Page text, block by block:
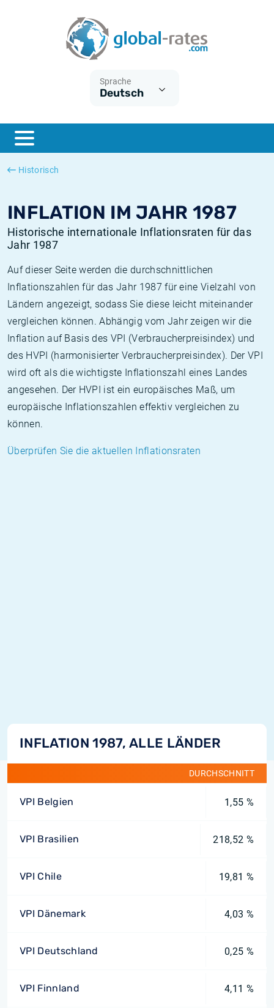
Sprache
Deutsch
Historisch
INFLATION IM JAHR 1987
Historische internationale Inflationsraten für das
Jahr 1987
Auf dieser Seite werden die durchschnittlichen
Inflationszahlen für das Jahr 1987 für eine Vielzahl von
Ländern angezeigt, sodass Sie diese leicht miteinander
vergleichen können. Abhängig vom Jahr zeigen wir die
Inflation auf Basis des VPI (Verbraucherpreisindex) und
des HVPI (harmonisierter Verbraucherpreisindex). Der VPI
wird oft als die wichtigste Inflationszahl eines Landes
angesehen. Der HVPI ist ein europäisches Maß, um
europäische Inflationszahlen effektiv vergleichen zu
können.
Überprüfen Sie die aktuellen Inflationsraten
INFLATION 1987, ALLE LÄNDER
DURCHSCHNITT
VPI Belgien 1,55 %
VPI Brasilien 218,52 %
VPI Chile 19,81 %
VPI Dänemark 4,03 %
VPI Deutschland 0,25 %
VPI Finnland 4,11 %
ESTER
SONIA
Was ist die VPI-Inflation?
Was ist die HVPI-Inflation?
Deutsche inflation
Europäische inflation
Historische Euribor-Sätze
Historische ESTER-Sätze
Historische SOFR-Sätze
Historische SONIA-Sätze
Inflationsrechner